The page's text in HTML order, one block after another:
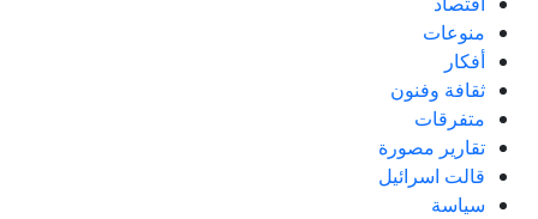
منوعات
أفكار
ثقافة وفنون
متفرقات
تقارير مصورة
قالت اسرائيل
سياسة